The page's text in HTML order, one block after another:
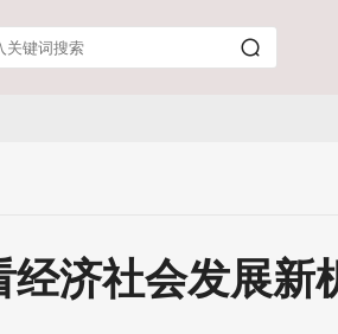
济社会发展新